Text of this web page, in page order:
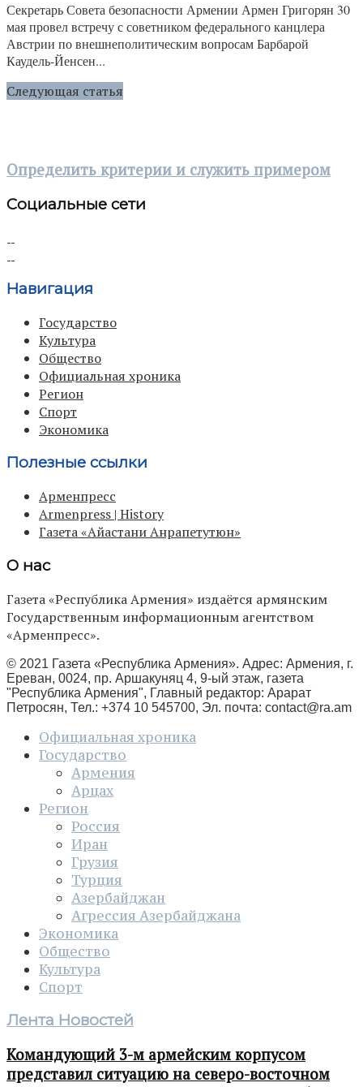
Секретарь Совета безопасности Армении Армен Григорян 30
мая провел встречу с советником федерального канцлера
Австрии по внешнеполитическим вопросам Барбарой
Каудель-Йенсен...
Следующая статья
Определить критерии и служить примером
Социальные сети
Навигация
Государство
Культура
Общество
Официальная хроника
Регион
Спорт
Экономика
Полезные ссылки
Арменпресс
Armenpress | History
Газета «Айастани Анрапетутюн»
О нас
Газета «Республика Армения» издаётся армянским
Государственным информационным агентством
«Арменпресс».
© 2021 Газета «Республика Армения». Адрес: Армения, г.
Ереван, 0024, пр. Аршакуняц 4, 9-ый этаж, газета
"Республика Армения", Главный редактор: Арарат
Петросян, Тел.: +374 10 545700, Эл. почта: contact@ra.am
Официальная хроника
Государство
Армения
Арцах
Регион
Россия
Иран
Грузия
Турция
Азербайджан
Агрессия Азербайджана
Экономика
Общество
Культура
Спорт
Лента Новостей
Командующий 3-м армейским корпусом
представил ситуацию на северо-восточном